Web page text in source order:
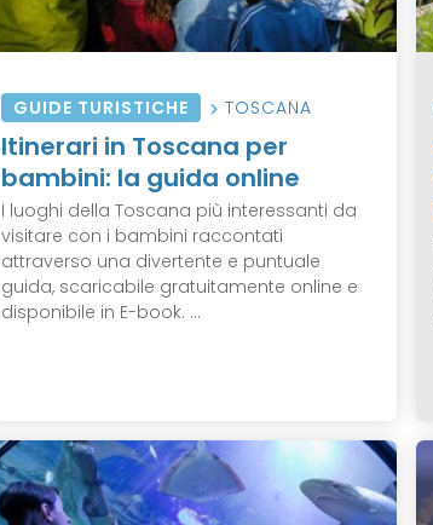
GUIDE TURISTICHE TOSCANA
Itinerari in Toscana per
bambini: la guida online
I luoghi della Toscana più interessanti da
visitare con i bambini raccontati
attraverso una divertente e puntuale
guida, scaricabile gratuitamente online e
disponibile in E-book. ...